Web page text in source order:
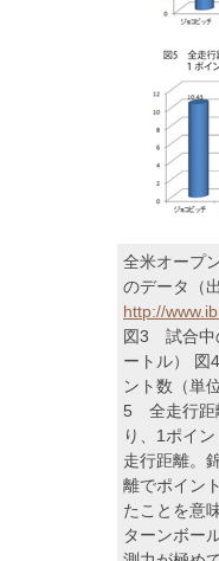
全米オープ
のデータ（
http://
図3 試合中
ートル）
ント数（単
5 全走行距
り、1ポイ
走行距離。
離でポイン
たことを意
ターンボー